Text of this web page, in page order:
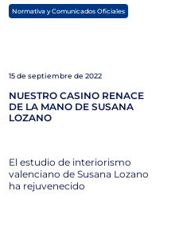
NUESTRO CASINO RENACE
DE LA MANO DE SUSANA
LOZANO
15 de septiembre de 2022
Normativa y Comunicados Oficiales
El estudio de interiorismo
valenciano de Susana Lozano
ha rejuvenecido